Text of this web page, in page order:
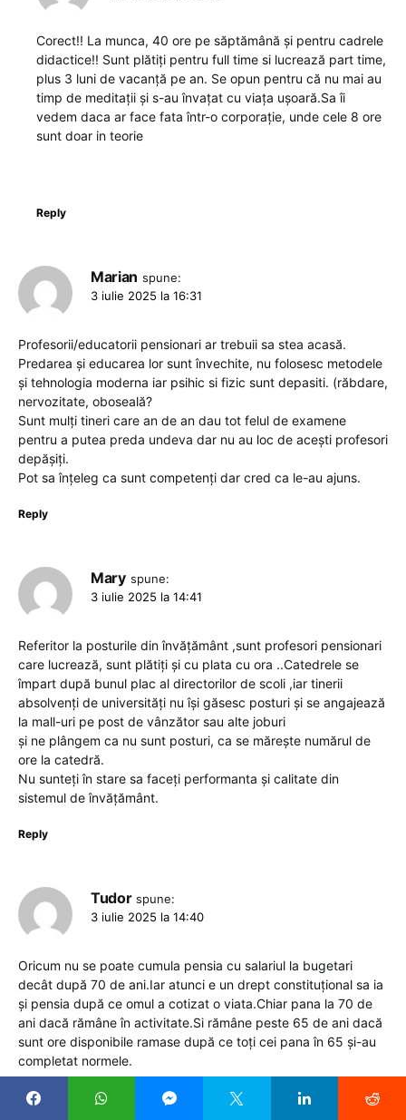
Corect!! La munca, 40 ore pe săptămână și pentru cadrele
didactice!! Sunt plătiți pentru full time si lucrează part time,
plus 3 luni de vacanță pe an. Se opun pentru că nu mai au
timp de meditații și s-au învațat cu viața ușoară.Sa îi
vedem daca ar face fata într-o corporație, unde cele 8 ore
sunt doar in teorie
Reply
Marian spune:
3 iulie 2025 la 16:31
Profesorii/educatorii pensionari ar trebuii sa stea acasă.
Predarea și educarea lor sunt învechite, nu folosesc metodele
și tehnologia moderna iar psihic si fizic sunt depasiti. (răbdare,
nervozitate, oboseală?
Sunt mulți tineri care an de an dau tot felul de examene
pentru a putea preda undeva dar nu au loc de acești profesori
depășiți.
Pot sa înțeleg ca sunt competenți dar cred ca le-au ajuns.
Reply
Mary spune:
3 iulie 2025 la 14:41
Referitor la posturile din învățământ ,sunt profesori pensionari
care lucrează, sunt plătiți și cu plata cu ora ..Catedrele se
împart după bunul plac al directorilor de scoli ,iar tinerii
absolvenți de universități nu își găsesc posturi și se angajează
la mall-uri pe post de vânzător sau alte joburi
și ne plângem ca nu sunt posturi, ca se mărește numărul de
ore la catedră.
Nu sunteți în stare sa faceți performanta și calitate din
sistemul de învățământ.
Reply
Tudor spune:
3 iulie 2025 la 14:40
Oricum nu se poate cumula pensia cu salariul la bugetari
decât după 70 de ani.Iar atunci e un drept constituțional sa ia
și pensia după ce omul a cotizat o viata.Chiar pana la 70 de
ani dacă rămâne în activitate.Si rămâne peste 65 de ani dacă
sunt ore disponibile ramase după ce toți cei pana în 65 și-au
completat normele.
Reply